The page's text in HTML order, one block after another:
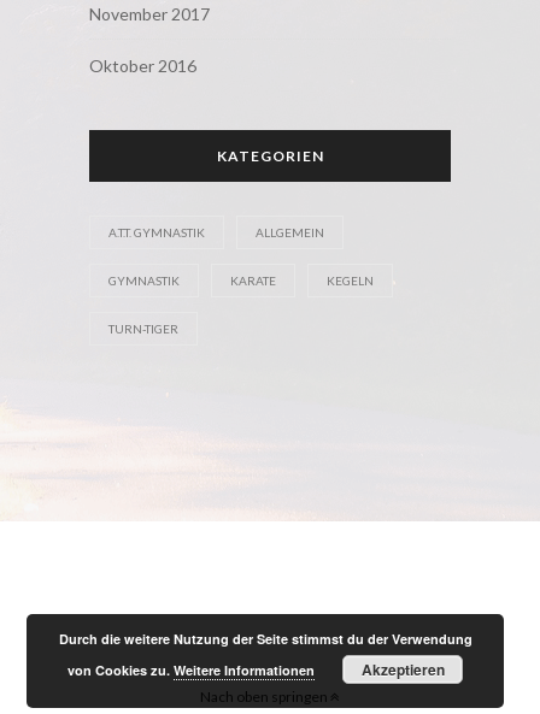
November 2017
Oktober 2016
KATEGORIEN
A.T.T. GYMNASTIK ALLGEMEIN
GYMNASTIK KARATE KEGELN
TURN-TIGER
Nach oben springen
Durch die weitere Nutzung der Seite stimmst du der Verwendung
von Cookies zu.Weitere Informationen Akzeptieren